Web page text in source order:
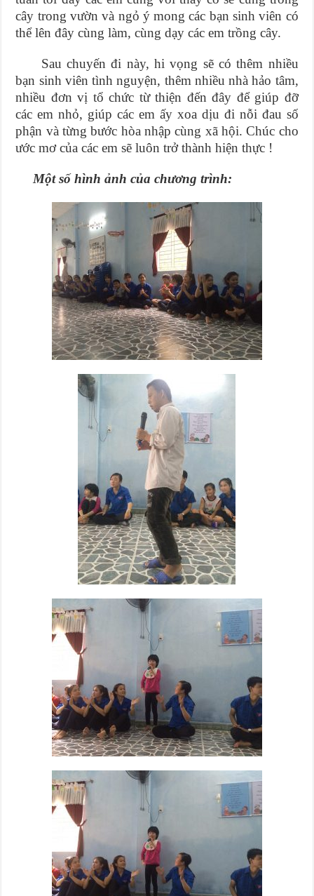
cây trong vườn và ngỏ ý mong các bạn sinh viên có
thể lên đây cùng làm, cùng dạy các em trồng cây.
Sau chuyến đi này, hi vọng sẽ có thêm nhiều
bạn sinh viên tình nguyện, thêm nhiều nhà hảo tâm,
nhiều đơn vị tổ chức từ thiện đến đây để giúp đỡ
các em nhỏ, giúp các em ấy xoa dịu đi nỗi đau số
phận và từng bước hòa nhập cùng xã hội. Chúc cho
ước mơ của các em sẽ luôn trở thành hiện thực !
Một số hình ảnh của chương trình: